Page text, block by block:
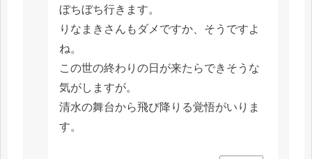
ぼちぼち行きます。
りなまきさんもダメですか、そうですよ
ね。
この世の終わりの日が来たらできそうな
気がしますが。
清水の舞台から飛び降りる覚悟がいりま
す。